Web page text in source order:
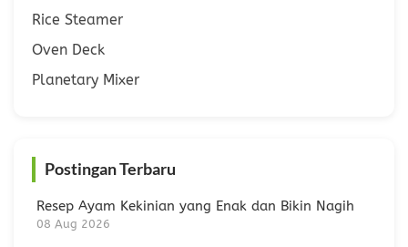
Rice Steamer
Oven Deck
Planetary Mixer
Postingan Terbaru
Resep Ayam Kekinian yang Enak dan Bikin Nagih
08 Aug 2026